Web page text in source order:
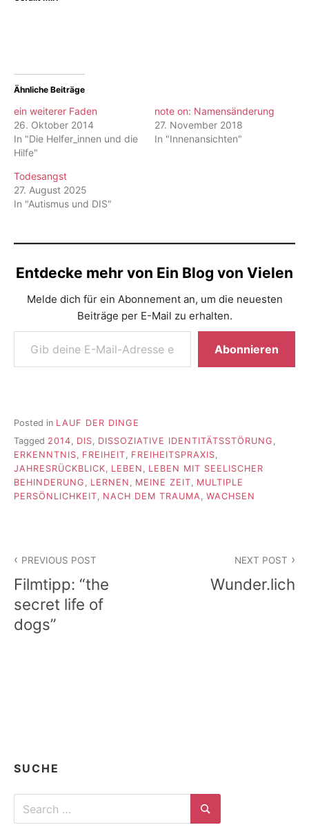
Ähnliche Beiträge
ein weiterer Faden
26. Oktober 2014
In "Die Helfer_innen und die
Hilfe"
note on: Namensänderung
27. November 2018
In "Innenansichten"
Todesangst
27. August 2025
In "Autismus und DIS"
Entdecke mehr von Ein Blog von Vielen
Melde dich für ein Abonnement an, um die neuesten
Beiträge per E-Mail zu erhalten.
Gib deine E-Mail-Adresse ein ...
Abonnieren
Posted in LAUF DER DINGE
Tagged 2014, DIS, DISSOZIATIVE IDENTITÄTSSTÖRUNG ,
ERKENNTNIS, FREIHEIT, FREIHEITSPRAXIS,
JAHRESRÜCKBLICK, LEBEN , LEBEN MIT SEELISCHER
BEHINDERUNG , LERNEN , MEINE ZEIT, MULTIPLE
PERSÖNLICHKEIT, NACH DEM TRAUMA, WACHSEN
PREVIOUS POST
Filmtipp: “the
secret life of
dogs”
NEXT POST
Wunder.lich
SUCHE
Search
for:
Search